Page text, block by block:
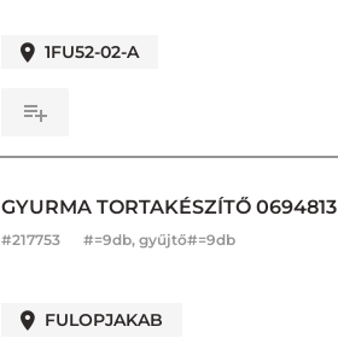
1FU52-02-A
GYURMA TORTAKÉSZÍTŐ 0694813
#217753 #=9db, gyűjtő#=9db
FULOPJAKAB